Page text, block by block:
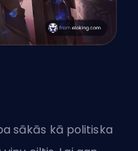
sākās kā politiska